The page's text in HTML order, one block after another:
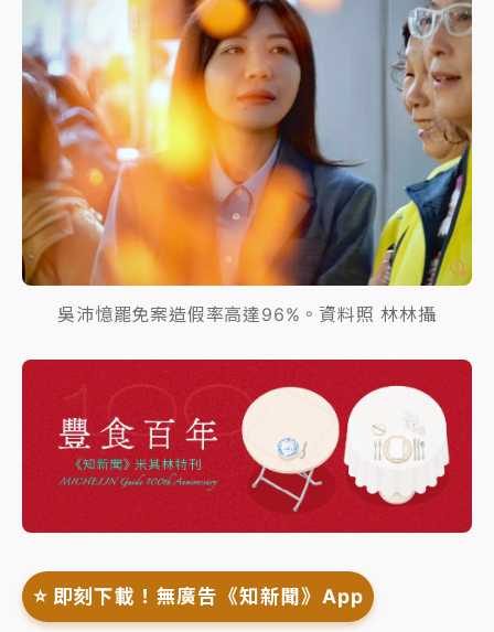
吳沛憶罷免案造假率高達96%。資料照 林林攝
⭐️ 即刻下載！無廣告《知新聞》App